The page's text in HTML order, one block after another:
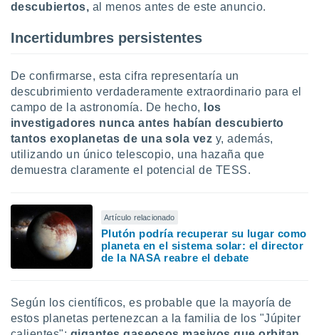
crear un
uso de
medir el
de la
el
del
de
o a través
de
de
uso de
con el
e
mediante
descubiertos, al menos antes de este anuncio.
Incertidumbres persistentes
De confirmarse, esta cifra representaría un
descubrimiento verdaderamente extraordinario para el
campo de la astronomía. De hecho,
los
investigadores nunca antes habían descubierto
tantos exoplanetas de una sola vez y, además,
utilizando un único telescopio, una hazaña que
demuestra claramente el potencial de TESS.
Artículo relacionado
Plutón podría recuperar su lugar como
planeta en el sistema solar: el director
de la NASA reabre el debate
Según los científicos, es probable que la mayoría de
estos planetas pertenezcan a la familia de los "Júpiter